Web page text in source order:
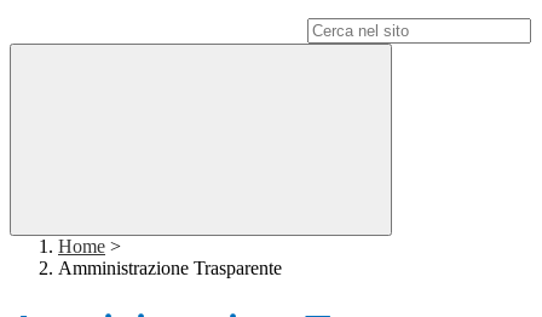
Home >
Amministrazione Trasparente